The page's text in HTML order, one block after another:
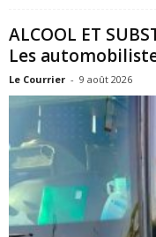
ALCOOL ET
Les
Le Courrier - 9 août 2026